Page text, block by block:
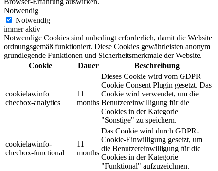
Browser-Erfahrung auswirken.
Notwendig
Notwendig
immer aktiv
Notwendige Cookies sind unbedingt erforderlich, damit die Website
ordnungsgemäß funktioniert. Diese Cookies gewährleisten anonym
grundlegende Funktionen und Sicherheitsmerkmale der Website.
Cookie
Dauer Beschreibung
cookielawinfo-
checbox-analytics
11
months
Dieses Cookie wird vom GDPR
Cookie Consent Plugin gesetzt. Das
Cookie wird verwendet, um die
Benutzereinwilligung für die
Cookies in der Kategorie
"Sonstige" zu speichern.
cookielawinfo-
checbox-functional
11
months
Das Cookie wird durch GDPR-
Cookie-Einwilligung gesetzt, um
die Benutzereinwilligung für die
Cookies in der Kategorie
"Funktional" aufzuzeichnen.